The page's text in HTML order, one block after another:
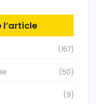
l’article
(167)
(50)
(9)